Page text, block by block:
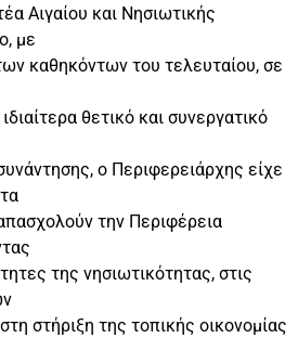
Αιγαίου και Νησιωτικής
με
καθηκόντων του τελευταίου, σε
θετικό και συνεργατικό
ο Περιφερειάρχης είχε
την Περιφέρεια
της νησιωτικότητας, στις
στήριξη της τοπικής οικονομίας